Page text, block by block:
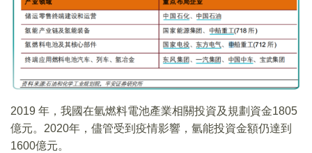
2019 年，我國在氫燃料電池產業相關投資及規劃資金1805
億元。2020年，儘管受到疫情影響，氫能投資金額仍達到
1600億元。